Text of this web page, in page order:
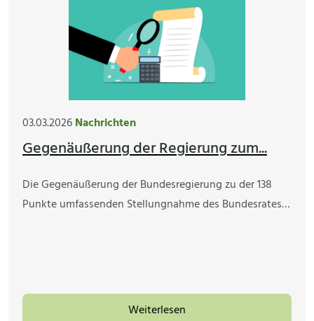
03.03.2026Nachrichten
Gegenäußerung der Regierung zum...
Die Gegenäußerung der Bundesregierung zu der 138
Punkte umfassenden Stellungnahme des Bundesrates…
Weiterlesen